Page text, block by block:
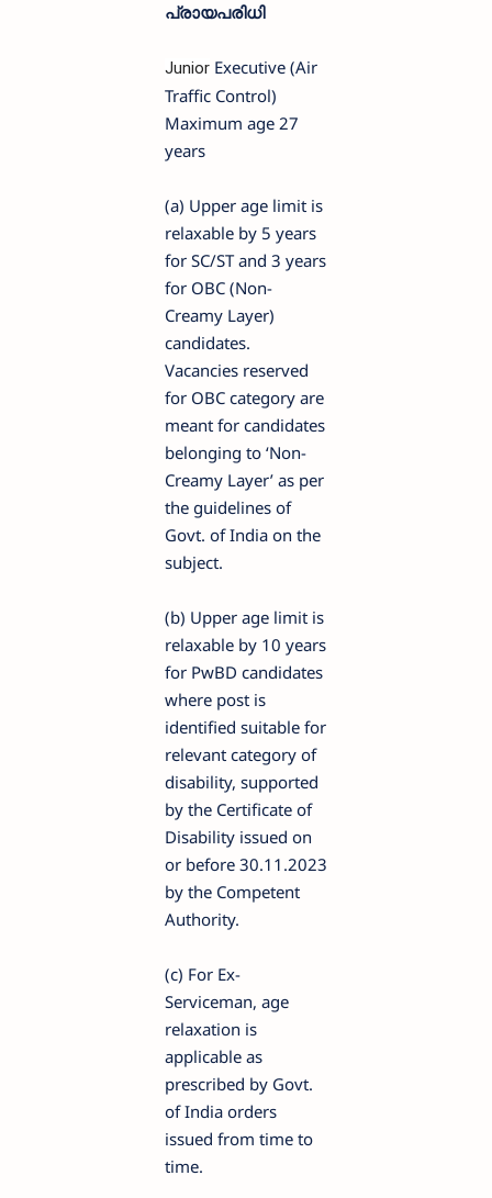
പ്രായപരിധി
Junior Executive (Air
Traffic Control)
Maximum age 27
years
(a) Upper age limit is
relaxable by 5 years
for SC/ST and 3 years
for OBC (Non-
Creamy Layer)
candidates.
Vacancies reserved
for OBC category are
meant for candidates
belonging to ‘Non-
Creamy Layer’ as per
the guidelines of
Govt. of India on the
subject.
(b) Upper age limit is
relaxable by 10 years
for PwBD candidates
where post is
identified suitable for
relevant category of
disability, supported
by the Certificate of
Disability issued on
or before 30.11.2023
by the Competent
Authority.
(c) For Ex-
Serviceman, age
relaxation is
applicable as
prescribed by Govt.
of India orders
issued from time to
time.